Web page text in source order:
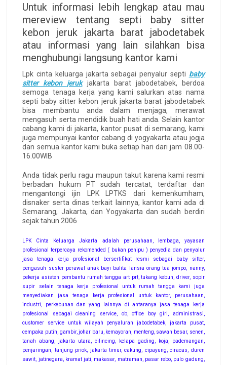
Untuk informasi lebih lengkap atau mau
mereview tentang septi baby sitter
kebon jeruk jakarta barat jabodetabek
atau informasi yang lain silahkan bisa
menghubungi langsung kantor kami
Lpk cinta keluarga jakarta sebagai penyalur septi baby
sitter kebon jerukjakarta barat jabodetabek, berdoa
semoga tenaga kerja yang kami salurkan atas nama
septi baby sitter kebon jeruk jakarta barat jabodetabek
bisa membantu anda dalam menjaga, merawat
mengasuh serta mendidik buah hati anda. Selain kantor
cabang kami di jakarta, kantor pusat di semarang, kami
juga mempunyai kantor cabang di yogyakarta atau jogja
dan semua kantor kami buka setiap hari dari jam 08.00-
16.00WIB
Anda tidak perlu ragu maupun takut karena kami resmi
berbadan hukum PT sudah tercatat, terdaftar dan
mengantongi ijin LPK LPTKS dari kemenkumham,
disnaker serta dinas terkait lainnya, kantor kami ada di
Semarang, Jakarta, dan Yogyakarta dan sudah berdiri
sejak tahun 2006
LPK Cinta Keluarga Jakarta adalah perusahaan, lembaga, yayasan
profesional terpercaya rekomended ( bukan penipu ) penyedia dan penyalur
jasa tenaga kerja profesional bersertifikat resmi sebagai baby sitter,
pengasuh suster perawat anak bayi balita lansia orang tua jompo, nanny,
pekerja asisten pembantu rumah tangga art prt, tukang kebun, driver, sopir
supir selain tenaga kerja profesional untuk rumah tangga kami juga
menyediakan jasa tenaga kerja profesional untuk kantor, perusahaan,
industri, perkebunan dan yang lainnya di antaranya jasa tenaga kerja
profesional sebagai cleaning service, ob, office boy girl, administrasi,
customer service untuk wilayah penyaluran jabodetabek, jakarta pusat,
cempaka putih, gambir, johar baru, kemayoran, menteng, sawah besar, senen,
tanah abang, jakarta utara, cilincing, kelapa gading, koja, pademangan,
penjaringan, tanjung priok, jakarta timur, cakung, cipayung, ciracas, duren
sawit, jatinegara, kramat jati, makasar, matraman, pasar rebo, pulo gadung,